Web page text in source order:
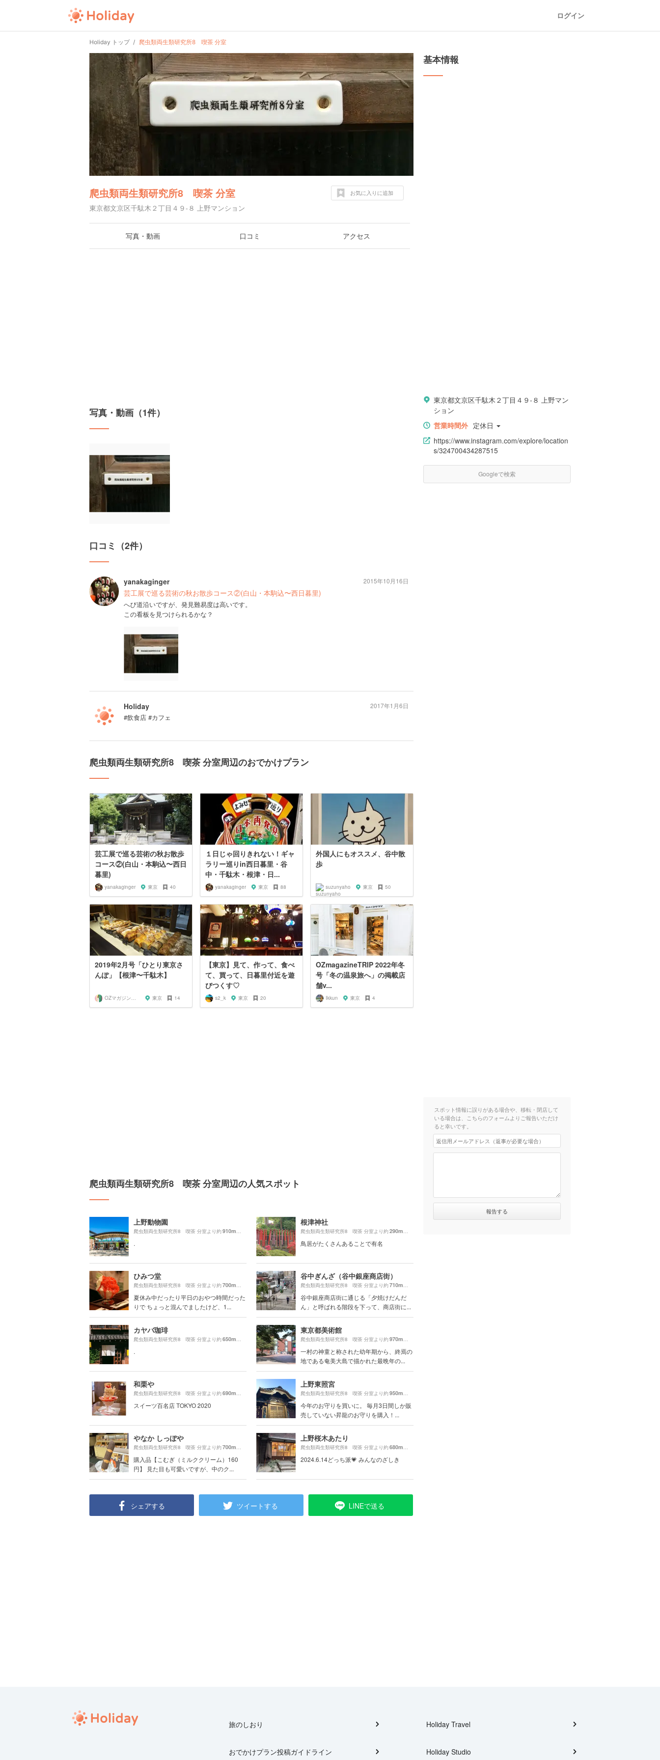
ログイン
Holiday トップ 爬虫類両生類研究所8 喫茶 分室
爬虫類両生類研究所8 喫茶 分室
東京都文京区千駄木２丁目４９-８ 上野マンション
お気に入りに追加
写真・動画 口コミ アクセス
写真・動画（1件）
口コミ（2件）
yanakaginger
芸工展で巡る芸術の秋お散歩コース②(白山・本駒込〜西日暮里)
へび道沿いですが、発見難易度は高いです。
この看板を見つけられるかな？
2015年10月16日
Holiday
#飲食店 #カフェ
2017年1月6日
爬虫類両生類研究所8 喫茶 分室周辺のおでかけプラン
芸工展で巡る芸術の秋お散歩
コース②(白山・本駒込〜西日
暮里)
yanakaginger 東京 40
１日じゃ回りきれない！ギャ
ラリー巡りin西日暮里・谷
中・千駄木・根津・日...
yanakaginger 東京 88
外国人にもオススメ、谷中散
歩
suzunyaho 東京 50
2019年2月号「ひとり東京さ
んぽ」【根津〜千駄木】
OZマガジンに掲載されたお店 東京 14
【東京】見て、作って、食べ
て、買って、日暮里付近を遊
びつくす♡
s2_k 東京 20
OZmagazineTRIP 2022年冬
号「冬の温泉旅へ」の掲載店
舗v...
Ikkun 東京 4
爬虫類両生類研究所8 喫茶 分室周辺の人気スポット
上野動物園
爬虫類両生類研究所8 喫茶 分室より約910m （徒歩16分）
.
根津神社
爬虫類両生類研究所8 喫茶 分室より約290m （徒歩5分）
鳥居がたくさんあることで有名
ひみつ堂
爬虫類両生類研究所8 喫茶 分室より約700m （徒歩12分）
夏休み中だったり平日のおやつ時間だった
りで ちょっと混んでましたけど、1...
谷中ぎんざ（谷中銀座商店街）
爬虫類両生類研究所8 喫茶 分室より約710m （徒歩12分）
谷中銀座商店街に通じる「夕焼けだんだ
ん」と呼ばれる階段を下って、商店街に...
カヤバ珈琲
爬虫類両生類研究所8 喫茶 分室より約650m （徒歩11分）
.
東京都美術館
爬虫類両生類研究所8 喫茶 分室より約970m （徒歩17分）
一村の神童と称された幼年期から、終焉の
地である奄美大島で描かれた最晩年の...
和栗や
爬虫類両生類研究所8 喫茶 分室より約690m （徒歩12分）
スイーツ百名店 TOKYO 2020
上野東照宮
爬虫類両生類研究所8 喫茶 分室より約950m （徒歩16分）
今年のお守りを買いに。 毎月3日間しか販
売していない昇龍のお守りを購入！...
やなか しっぽや
爬虫類両生類研究所8 喫茶 分室より約700m （徒歩12分）
購入品【こむぎ（ミルククリーム）160
円】 見た目も可愛いですが、中のク...
上野桜木あたり
爬虫類両生類研究所8 喫茶 分室より約680m （徒歩12分）
2024.6.14どっち派💗 みんなのざしき
シェアする ツイートする LINEで送る
基本情報
東京都文京区千駄木２丁目４９-８ 上野マン
ション
営業時間外 定休日
https://www.instagram.com/explore/location
s/324700434287515
Googleで検索
スポット情報に誤りがある場合や、移転・閉店して
いる場合は、こちらのフォームよりご報告いただけ
ると幸いです。
旅のしおり
おでかけプラン投稿ガイドライン
Holiday Travel
Holiday Studio